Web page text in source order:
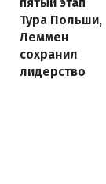
Тура Польши,
Леммен
сохранил
лидерство